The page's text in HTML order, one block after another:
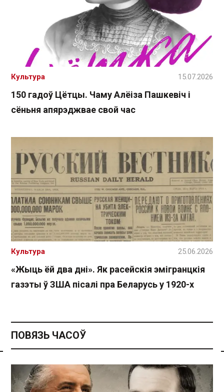
150 гадоў Цётцы. Чаму Алёіза Пашкевіч і
сёньня апярэджвае свой час
Культура 15.07.2026
«Жыць ёй два дні». Як расейскія эмігранцкія
газэты ў ЗША пісалі пра Беларусь у 1920-х
Культура 25.06.2026
ПОВЯЗЬ ЧАСОЎ